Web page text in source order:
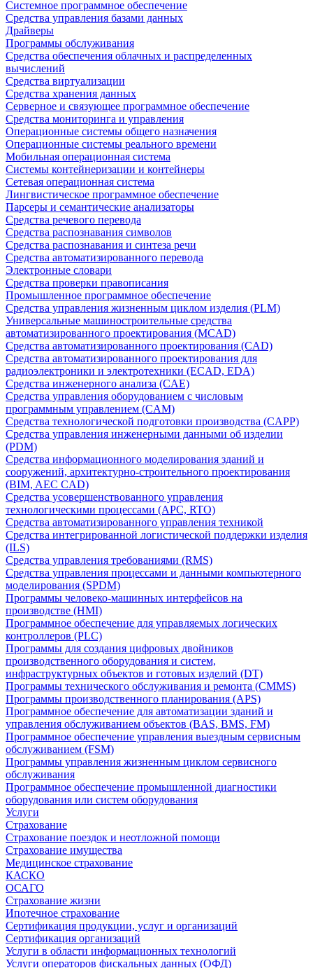
Системное программное обеспечение
Средства управления базами данных
Драйверы
Программы обслуживания
Средства обеспечения облачных и распределенных
вычислений
Средства виртуализации
Средства хранения данных
Серверное и связующее программное обеспечение
Средства мониторинга и управления
Операционные системы общего назначения
Операционные системы реального времени
Мобильная операционная система
Системы контейнеризации и контейнеры
Сетевая операционная система
Лингвистическое программное обеспечение
Парсеры и семантические анализаторы
Средства речевого перевода
Средства распознавания символов
Средства распознавания и синтеза речи
Средства автоматизированного перевода
Электронные словари
Средства проверки правописания
Промышленное программное обеспечение
Средства управления жизненным циклом изделия (PLM)
Универсальные машиностроительные средства
автоматизированного проектирования (MCAD)
Средства автоматизированного проектирования (CAD)
Средства автоматизированного проектирования для
радиоэлектроники и электротехники (ECAD, EDA)
Средства инженерного анализа (CAE)
Средства управления оборудованием с числовым
программным управлением (CAM)
Средства технологической подготовки производства (CAPP)
Средства управления инженерными данными об изделии
(PDM)
Средства информационного моделирования зданий и
сооружений, архитектурно-строительного проектирования
(BIM, AEC CAD)
Средства усовершенствованного управления
технологическими процессами (APC, RTO)
Средства автоматизированного управления техникой
Средства интегрированной логистической поддержки изделия
(ILS)
Средства управления требованиями (RMS)
Средства управления процессами и данными компьютерного
моделирования (SPDM)
Программы человеко-машинных интерфейсов на
производстве (HMI)
Программное обеспечение для управляемых логических
контроллеров (PLC)
Программы для создания цифровых двойников
производственного оборудования и систем,
инфраструктурных объектов и готовых изделий (DT)
Программы технического обслуживания и ремонта (CMMS)
Программы производственного планирования (APS)
Программное обеспечение для автоматизации зданий и
управления обслуживанием объектов (BAS, BMS, FM)
Программное обеспечение управления выездным сервисным
обслуживанием (FSM)
Программы управления жизненным циклом сервисного
обслуживания
Программное обеспечение промышленной диагностики
оборудования или систем оборудования
Услуги
Страхование
Страхование поездок и неотложной помощи
Страхование имущества
Медицинское страхование
КАСКО
ОСАГО
Страхование жизни
Ипотечное страхование
Сертификация продукции, услуг и организаций
Сертификация организаций
Услуги в области информационных технологий
Услуги операторов фискальных данных (ОФД)